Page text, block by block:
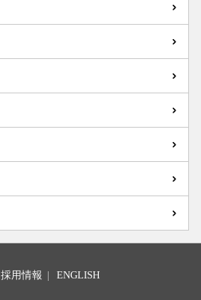
採用情報 | ENGLISH